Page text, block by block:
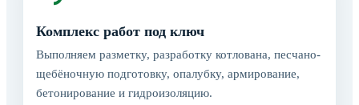
Комплекс работ под ключ
Выполняем разметку, разработку котлована, песчано-
щебёночную подготовку, опалубку, армирование,
бетонирование и гидроизоляцию.